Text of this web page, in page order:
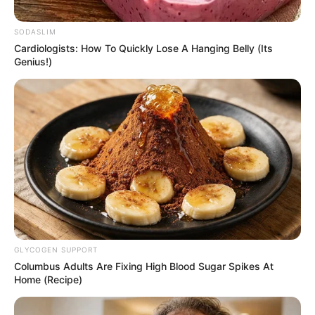
X - @JorgeEmilioRey
Así está la situación por incendios en Cundinamarca.
Por:Anthonny José Galindo Florian
Septiembre 14, 2025
SODASLIM
Cardiologists: How To Quickly Lose A Hanging Belly (Its
Genius!)
GLYCOGEN SUPPORT
Columbus Adults Are Fixing High Blood Sugar Spikes At
Home (Recipe)